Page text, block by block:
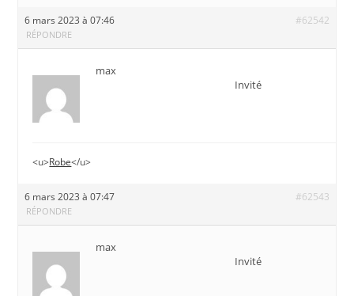
6 mars 2023 à 07:46 #62542
RÉPONDRE
max
Invité
<u>Robe</u>
6 mars 2023 à 07:47 #62543
RÉPONDRE
max
Invité